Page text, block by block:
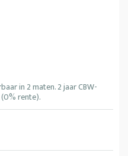
in 2 maten. 2 jaar CBW-
rente).